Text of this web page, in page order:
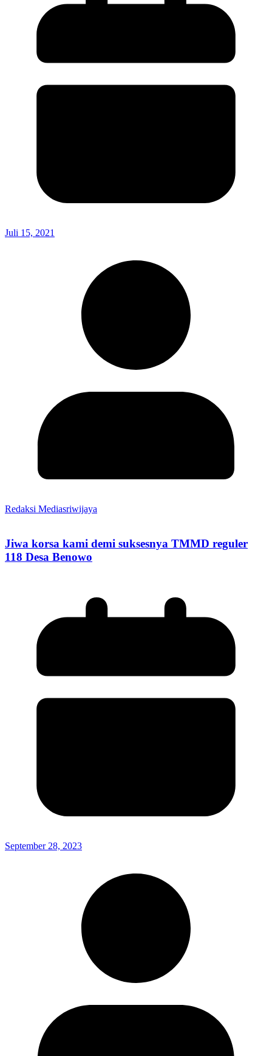
Juli 15, 2021
Redaksi Mediasriwijaya
Jiwa korsa kami demi suksesnya TMMD reguler
118 Desa Benowo
September 28, 2023